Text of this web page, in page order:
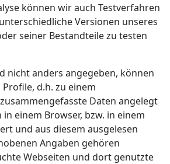
können wir auch Testverfahren
Versionen unseres
seiner Bestandteile zu testen
nicht anders angegeben, können
d.h. zu einem
Daten angelegt
einem Browser, bzw. in einem
und aus diesem ausgelesen
Angaben gehören
Webseiten und dort genutzte